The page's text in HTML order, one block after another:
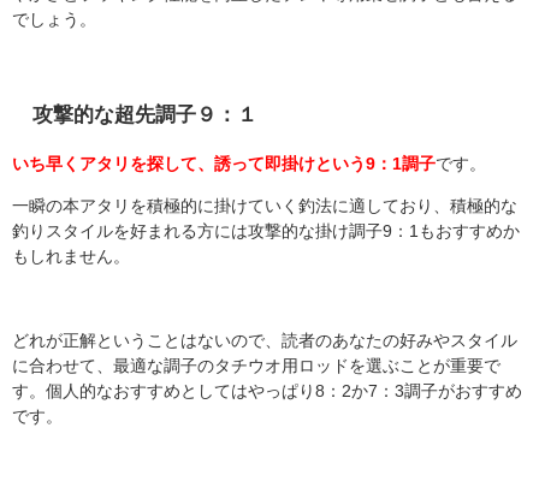
でしょう。
攻撃的な超先調子９：１
いち早くアタリを探して、誘って即掛けという9：1調子です。
一瞬の本アタリを積極的に掛けていく釣法に適しており、積極的な
釣りスタイルを好まれる方には攻撃的な掛け調子9：1もおすすめか
もしれません。
どれが正解ということはないので、読者のあなたの好みやスタイル
に合わせて、最適な調子のタチウオ用ロッドを選ぶことが重要で
す。個人的なおすすめとしてはやっぱり8：2か7：3調子がおすすめ
です。